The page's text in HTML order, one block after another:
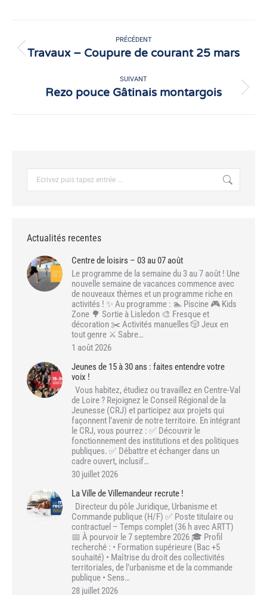
article
PRÉCÉDENT
Article
:
Travaux – Coupure de courant 25 mars
SUIVANT
Article
Rezo pouce Gâtinais montargois
Actualités recentes
Centre de loisirs – 03 au 07 août
Le programme de la semaine du 3 au 7 août ! Une
nouvelle semaine de vacances commence avec
de nouveaux thèmes et un programme riche en
activités ! ✨ Au programme : 🏊 Piscine 🎮 Kids
Zone 🌳 Sortie à Lisledon 🎨 Fresque et
décoration ✂️ Activités manuelles 🎲 Jeux en
tout genre ⚔️ Sabre…
1 août 2026
Jeunes de 15 à 30 ans : faites entendre votre
voix !
Vous habitez, étudiez ou travaillez en Centre-Val
de Loire ? Rejoignez le Conseil Régional de la
Jeunesse (CRJ) et participez aux projets qui
façonnent l’avenir de notre territoire. En intégrant
le CRJ, vous pourrez : ✅ Découvrir le
fonctionnement des institutions et des politiques
publiques. ✅ Débattre et échanger dans un
cadre ouvert, inclusif…
30 juillet 2026
La Ville de Villemandeur recrute !
Directeur du pôle Juridique, Urbanisme et
Commande publique (H/F) ✅ Poste titulaire ou
contractuel – Temps complet (36 h avec ARTT)
📅 À pourvoir le 7 septembre 2026 🎓 Profil
recherché : • Formation supérieure (Bac +5
souhaité) • Maîtrise du droit des collectivités
territoriales, de l’urbanisme et de la commande
publique • Sens…
28 juillet 2026